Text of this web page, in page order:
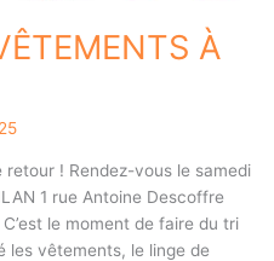
À
! Rendez-vous le samedi
1 rue Antoine Descoffre
le moment de faire du tri
les vêtements, le linge de